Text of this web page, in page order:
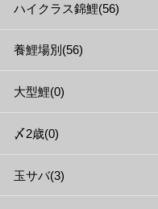
ハイクラス錦鯉(56)
養鯉場別(56)
大型鯉(0)
〆2歳(0)
玉サバ(3)